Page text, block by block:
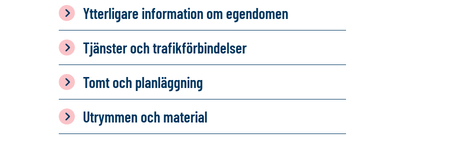
Ytterligare information om egendomen
Tjänster och trafikförbindelser
Tomt och planläggning
Utrymmen och material